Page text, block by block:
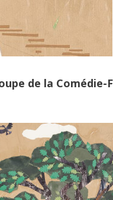
de la Comédie-